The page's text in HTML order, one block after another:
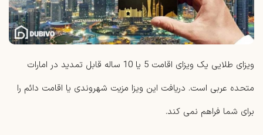
ویزای طلایی یک ویزای اقامت 5 یا 10 ساله قابل تمدید در امارات
متحده عربی است. دریافت این ویزا مزیت شهروندی یا اقامت دائم را
برای شما فراهم نمی کند.